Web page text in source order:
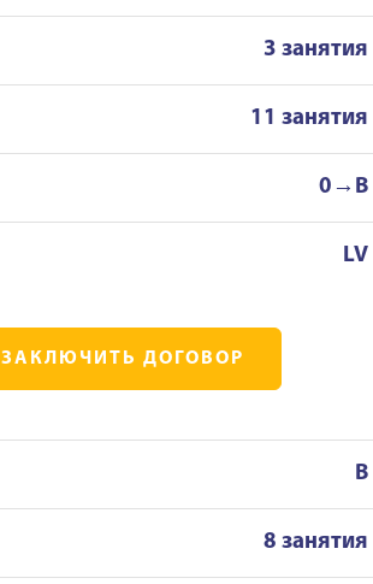
3 занятия
11 занятия
0→B
LV
ЗАКЛЮЧИТЬ ДОГОВОР
B
8 занятия